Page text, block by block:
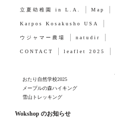
立夏幼稚園 in L.A. Map
Karpos Kosakusho USA
ウジャマー農場 natudir
CONTACT leaflet 2025
おたり自然学校2025
メープルの森ハイキング
雪山トレッキング
Wokshop のお知らせ